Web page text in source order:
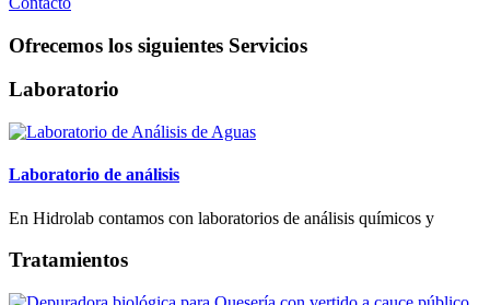
Ofrecemos los siguientes Servicios
Laboratorio
Laboratorio de análisis
En Hidrolab contamos con laboratorios de análisis químicos y
Tratamientos